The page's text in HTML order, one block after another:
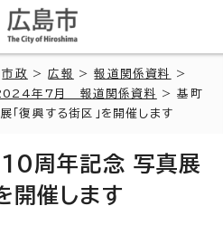
市政 >広報 >報道関係資料
>
年7月 報道関係資料
> 基町
復興する街区」を開催します
10周年記念 写真展
開催します